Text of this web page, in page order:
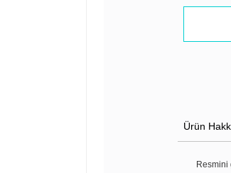
Ürün
Resmini